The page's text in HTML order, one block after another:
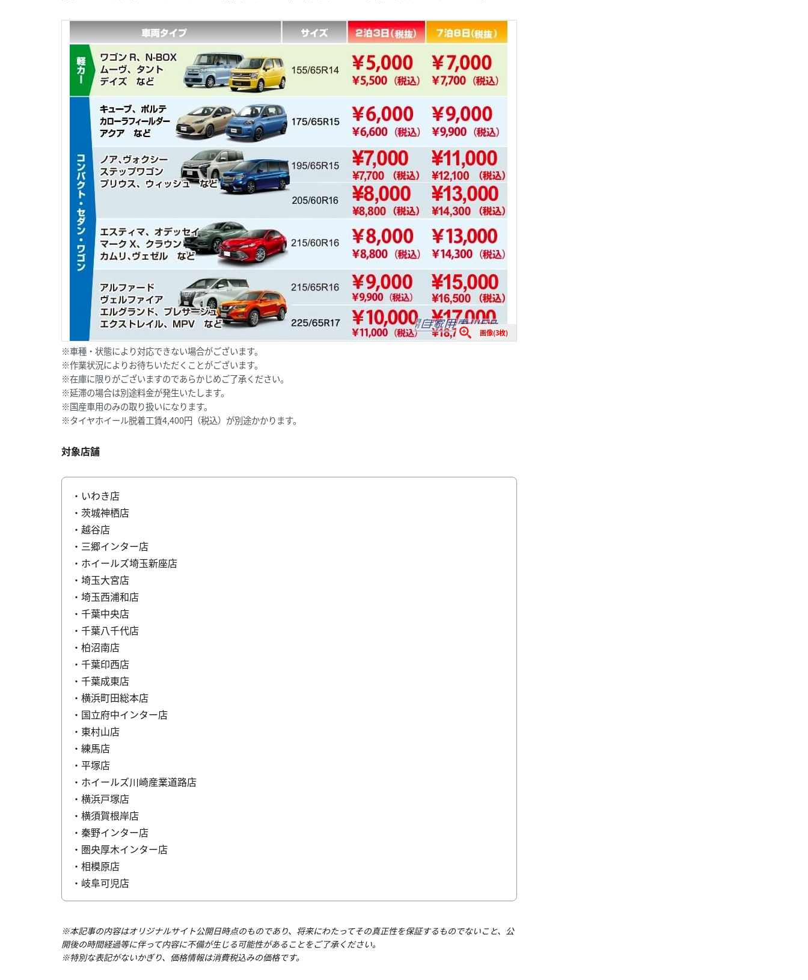
画像(3枚)
※車種・状態により対応できない場合がございます。
※作業状況によりお待ちいただくことがございます。
※在庫に限りがございますのであらかじめご了承ください。
※延滞の場合は別途料金が発生いたします。
※国産車用のみの取り扱いになります。
※タイヤホイール脱着工賃4,400円（税込）が別途かかります。
対象店舗
・いわき店
・茨城神栖店
・越谷店
・三郷インター店
・ホイールズ埼玉新座店
・埼玉大宮店
・埼玉西浦和店
・千葉中央店
・千葉八千代店
・柏沼南店
・千葉印西店
・千葉成東店
・横浜町田総本店
・国立府中インター店
・東村山店
・練馬店
・平塚店
・ホイールズ川崎産業道路店
・横浜戸塚店
・横須賀根岸店
・秦野インター店
・圏央厚木インター店
・相模原店
・岐阜可児店
※本記事の内容はオリジナルサイト公開日時点のものであり、将来にわたってその真正性を保証するものでないこと、公
開後の時間経過等に伴って内容に不備が生じる可能性があることをご了承ください。
※特別な表記がないかぎり、価格情報は消費税込みの価格です。